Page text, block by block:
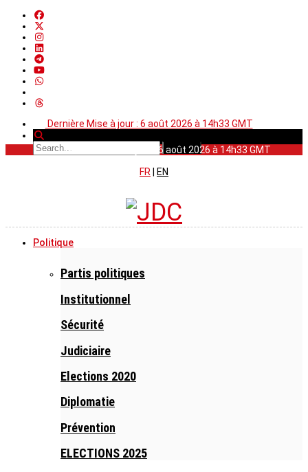
Dernière Mise à jour : 6 août 2026 à 14h33 GMT
Dernière Mise à jour : 6 août 2026 à 14h33 GMT
FR
EN
Politique
Partis politiques
Institutionnel
Sécurité
Judiciaire
Elections 2020
Diplomatie
Prévention
ELECTIONS 2025